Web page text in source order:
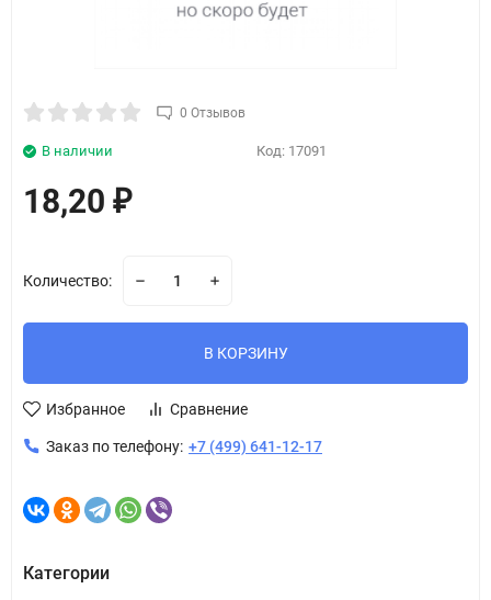
0 Отзывов
Код: 17091
В наличии
18,20 ₽
Количество:
В КОРЗИНУ
Избранное Сравнение
Заказ по телефону: +7 (499) 641-12-17
Категории